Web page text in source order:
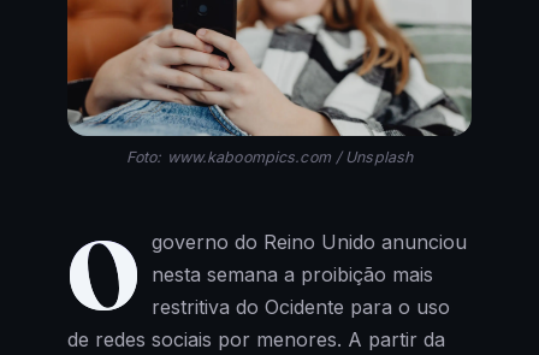
Foto: www.kaboompics.com / Unsplash
O governo do Reino Unido anunciou
nesta semana a proibição mais
restritiva do Ocidente para o uso
de redes sociais por menores. A partir da